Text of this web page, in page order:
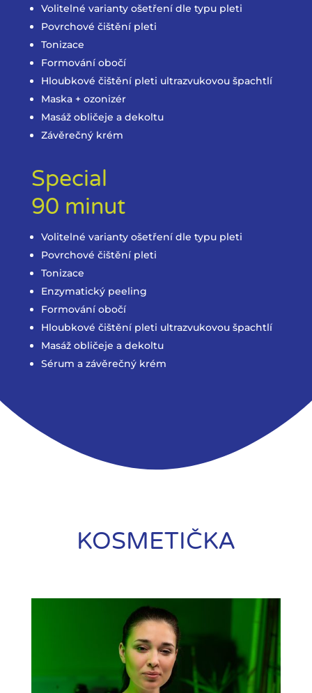
Volitelné varianty ošetření dle typu pleti
Povrchové čištění pleti
Tonizace
Formování obočí
Hloubkové čištění pleti ultrazvukovou špachtlí
Maska + ozonizér
Masáž obličeje a dekoltu
Závěrečný krém
Special
90 minut
Volitelné varianty ošetření dle typu pleti
Povrchové čištění pleti
Tonizace
Enzymatický peeling
Formování obočí
Hloubkové čištění pleti ultrazvukovou špachtlí
Masáž obličeje a dekoltu
Sérum a závěrečný krém
KOSMETIČKA